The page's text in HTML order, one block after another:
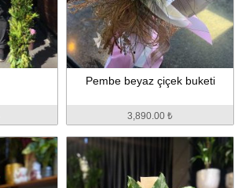
Pembe beyaz çiçek buketi
3,890.00 ₺